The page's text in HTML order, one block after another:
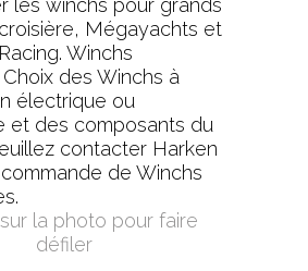
les winchs pour grands
Mégayachts et
Winchs
des Winchs à
électrique ou
et des composants du
contacter Harken
de Winchs
la photo pour faire
défiler